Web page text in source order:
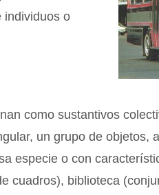
individuos o
como sustantivos
un grupo de objetos,
especie o con
cuadros), biblioteca